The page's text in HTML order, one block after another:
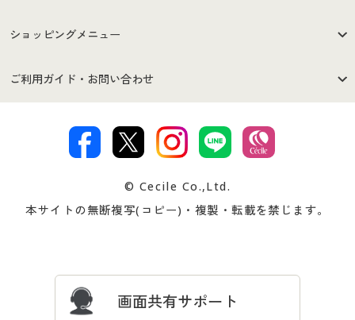
はじめての方へ
セシールご利用規約
著作権・商標について 会社案内
ショッピングメニュー
商品カテゴリ
プレゼント＆キャンペーン サイトマップ
ご利用ガイド・お問い合わせ
交換・返品は お支払は
ついて
忘れの場合
© Cecile Co.,Ltd.
本サイトの無断複写(コピー)・複製・転載を禁じます。
画面共有サポート